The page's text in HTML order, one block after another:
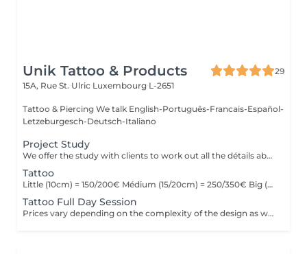
Unik Tattoo & Products
29
15A, Rue St. Ulric Luxembourg L-2651
Tattoo & Piercing We talk English-Português-Francais-Español-
Letzeburgesch-Deutsch-Italiano
Project Study
We offer the study with clients to work out all the détails about their tattoo.
Tattoo
Little (10cm) = 150/200€ Médium (15/20cm) = 250/350€ Big (25cm/+) = start at 400€ Custom quotes per project! The prices vary depending on the complexity of the design as well as the área to be tattoed!
Tattoo Full Day Session
Prices vary depending on the complexity of the design as well as the área to be tattoed.